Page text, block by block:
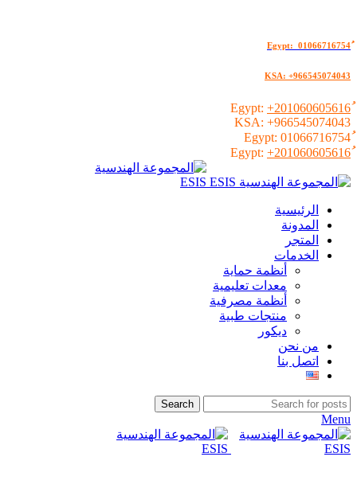
KSA: +966545074043
+201060605616
KSA: +966545074043
01066716754
+201060605616
الرئيسية
المدونة
المتجر
الخدمات
أنظمة حماية
معدات تعليمية
أنظمة مصرفية
منتجات طبية
ديكور
من نحن
اتصل بنا
Search
Menu